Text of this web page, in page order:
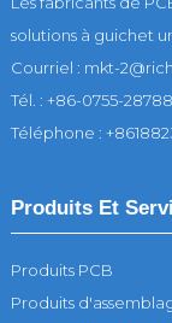
solutions à guichet
Courriel : mkt-
Tél. : +86-0755-
Téléphone :
Produits Et
Produits PCB
Produits